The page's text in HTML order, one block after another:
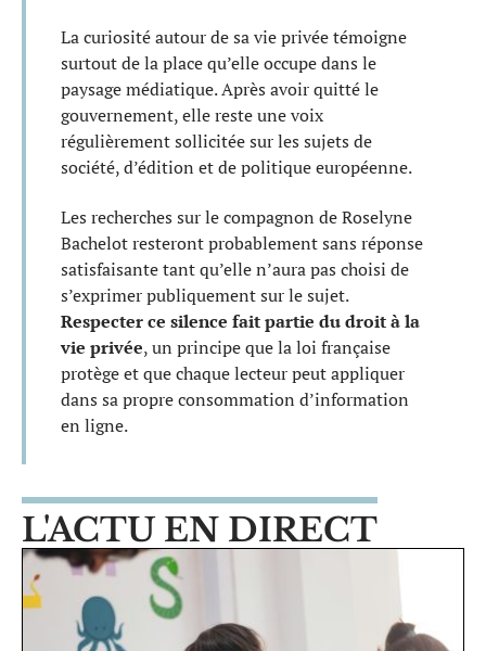
La curiosité autour de sa vie privée témoigne
surtout de la place qu’elle occupe dans le
paysage médiatique. Après avoir quitté le
gouvernement, elle reste une voix
régulièrement sollicitée sur les sujets de
société, d’édition et de politique européenne.
Les recherches sur le compagnon de Roselyne
Bachelot resteront probablement sans réponse
satisfaisante tant qu’elle n’aura pas choisi de
s’exprimer publiquement sur le sujet.
Respecter ce silence fait partie du droit à la
vie privée, un principe que la loi française
protège et que chaque lecteur peut appliquer
dans sa propre consommation d’information
en ligne.
L'ACTU EN DIRECT